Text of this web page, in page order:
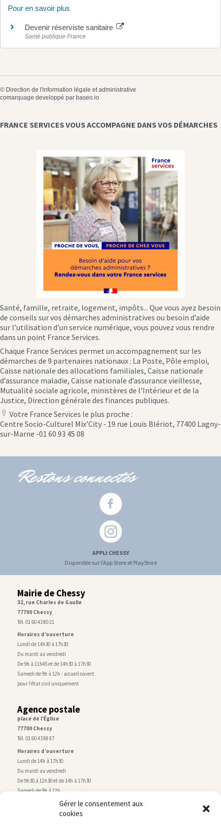
Gérer le consentement aux
cookies
Pour en savoir plus
Devenir réserviste sanitaire
Santé publique France
© Direction de l'information légale et administrative
comarquage developpé par baseo.io
FRANCE SERVICES VOUS ACCOMPAGNE DANS VOS DÉMARCHES
Santé, famille, retraite, logement, impôts... Que vous ayez besoin
de conseils sur vos démarches administratives ou besoin d’aide
sur l’utilisation d’un service numérique, vous pouvez vous rendre
dans un point France Services.
Chaque France Services permet un accompagnement sur les
démarches de 9 partenaires nationaux : La Poste, Pôle emploi,
Caisse nationale des allocations familiales, Caisse nationale
d’assurance maladie, Caisse nationale d’assurance vieillesse,
Mutualité sociale agricole, ministères de l’Intérieur et de la
Justice, Direction générale des finances publiques.
location
icon
Votre France Services le plus proche :
Centre Socio-Culturel Mix’City - 19 rue Louis Blériot, 77400 Lagny-
sur-Marne -01 60 93 45 08
Restons connectés
APPLI CHESSY
Disponible sur l'App Store et PlayStore
Mairie de Chessy
32, rue Charles de Gaulle
77700 Chessy
Tél. 01 60 43 80 21
Horaires d’ouverture
Lundi de 14h30 à 17h30
Du mardi au vendredi
De 9h à 11h45 et de 14h30 à 17h30
Samedi de 9h à 12h : accueil ouvert
pour l’état civil uniquement
Agence postale
place de l’Église
77700 Chessy
Tél. 01 60 43 88 87
Horaires d’ouverture
Lundi de 14h à 17h30
Du mardi au vendredi
De 9h30 à 12h30 et de 14h à 17h30
Samedi de 9h à 12h
Service technique